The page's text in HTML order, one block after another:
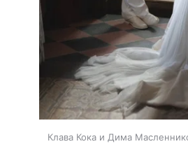
Клава Кока и Дима